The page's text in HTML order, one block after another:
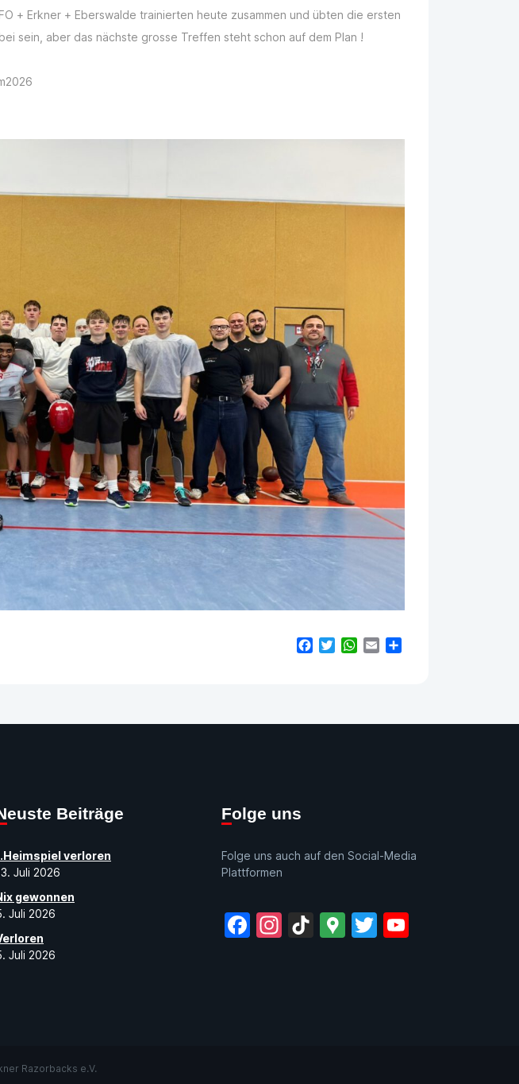
+ Erkner + Eberswalde trainierten heute zusammen und übten die ersten
sein, aber das nächste grosse Treffen steht schon auf dem Plan !
Facebook
TwitterWhatsApp
Email
Neuste Beiträge
verloren
Juli 2026
gewonnen
Juli 2026
Juli 2026
Folge uns
Folge uns auch auf den Social-Media
Plattformen
Facebook
Instagram
TikTok
GoogleTwitter
Razorbacks e.V.